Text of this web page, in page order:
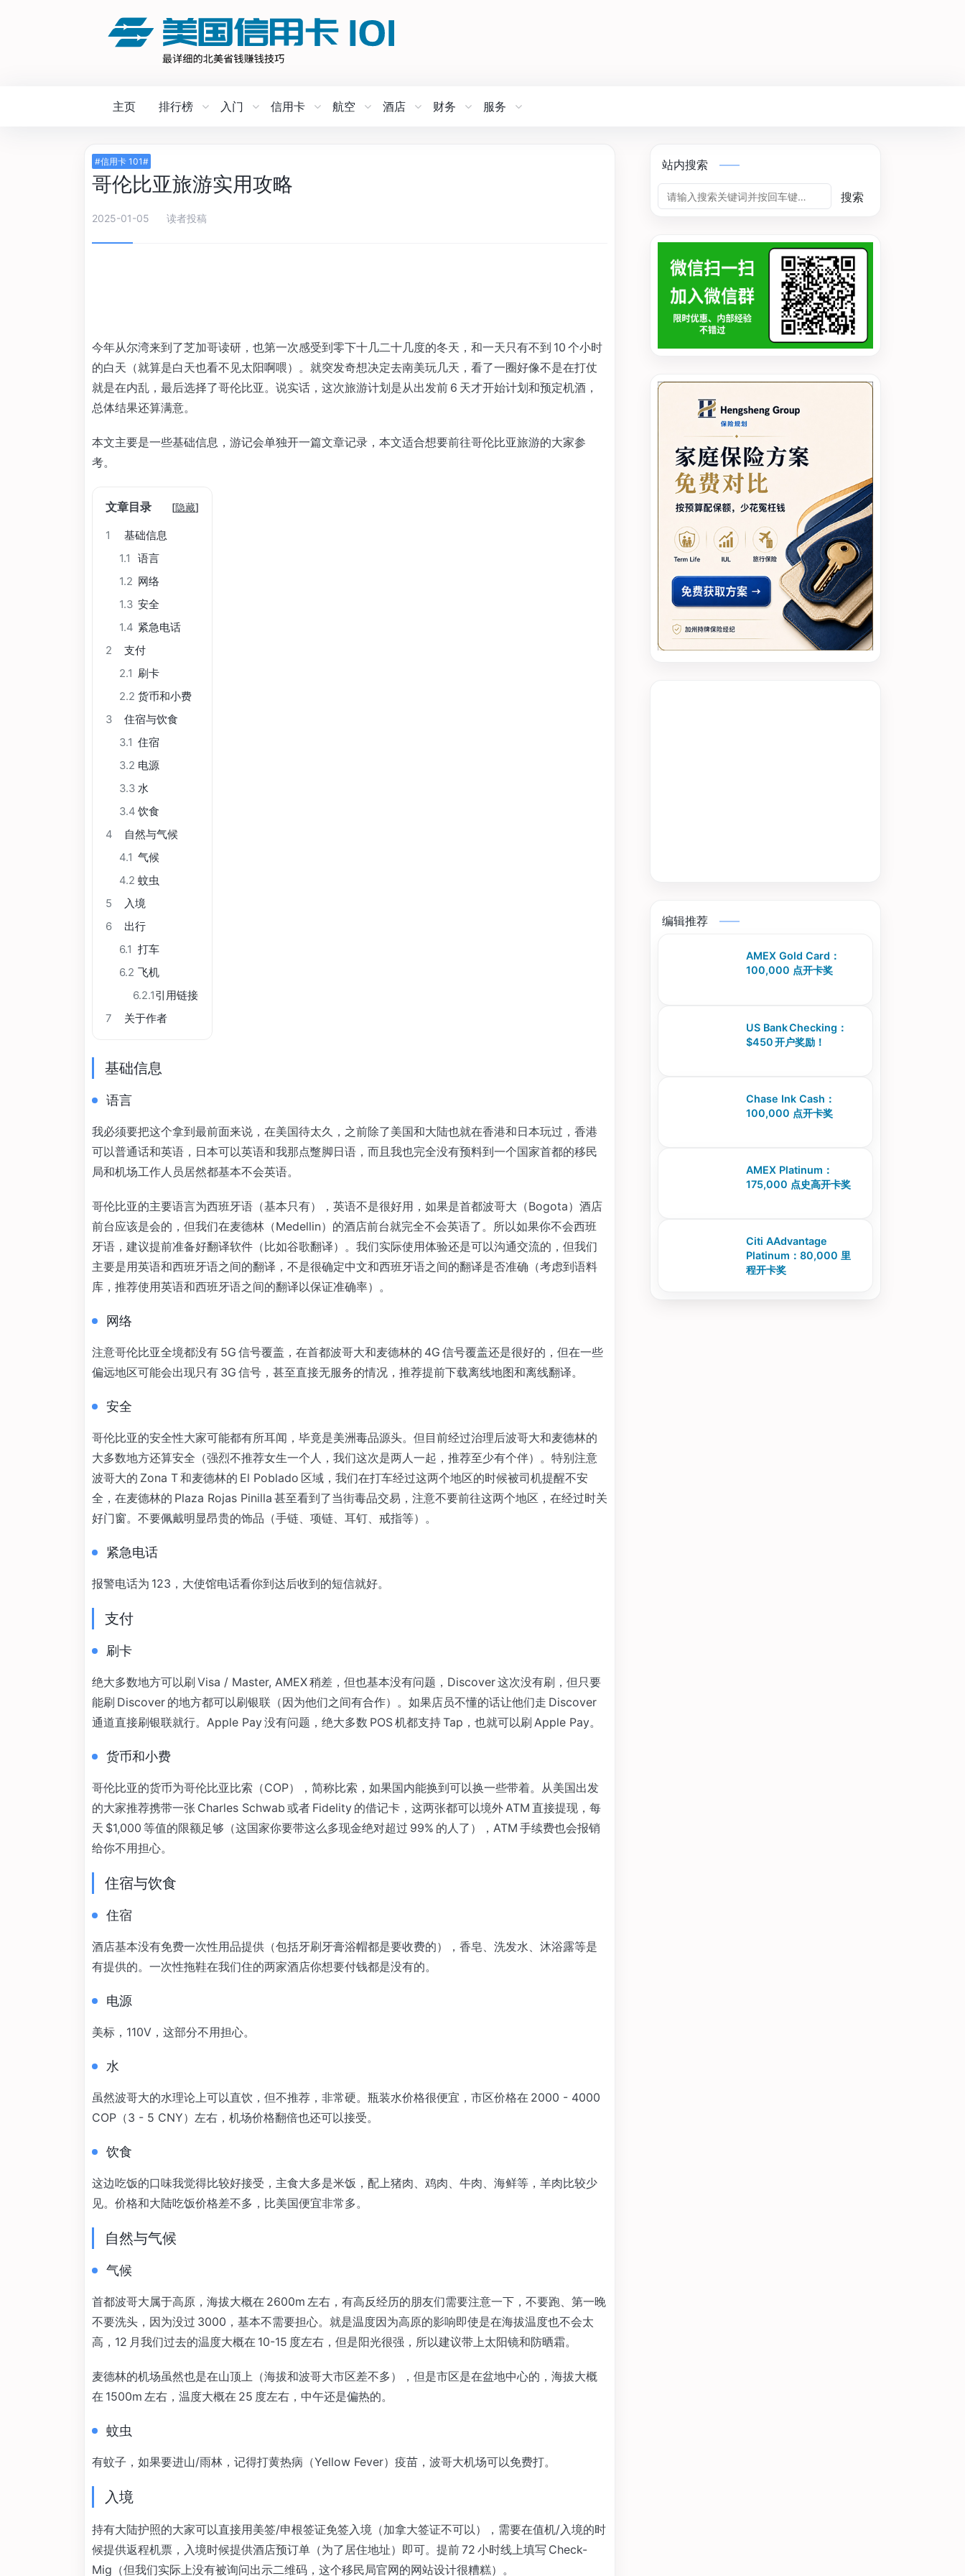
主页 排行榜 入门 信用卡 航空 酒店 财务 服务
#信用卡 101#
哥伦比亚旅游实用攻略
2025-01-05 读者投稿
今年从尔湾来到了芝加哥读研，也第一次感受到零下十几二十几度的冬天，和一天只有不到 10 个小时
的白天（就算是白天也看不见太阳啊喂）。就突发奇想决定去南美玩几天，看了一圈好像不是在打仗
就是在内乱，最后选择了哥伦比亚。说实话，这次旅游计划是从出发前 6 天才开始计划和预定机酒，
总体结果还算满意。
本文主要是一些基础信息，游记会单独开一篇文章记录，本文适合想要前往哥伦比亚旅游的大家参
考。
文章目录 [隐藏]
1
基础信息
1.1
语言
1.2 网络
1.3 安全
1.4 紧急电话
2
支付
2.1 刷卡
2.2 货币和小费
3
住宿与饮食
3.1 住宿
3.2 电源
3.3 水
3.4 饮食
4
自然与气候
4.1 气候
4.2 蚊虫
5
入境
6
出行
6.1 打车
6.2 飞机
6.2.1引用链接
7
关于作者
基础信息
语言
我必须要把这个拿到最前面来说，在美国待太久，之前除了美国和大陆也就在香港和日本玩过，香港
可以普通话和英语，日本可以英语和我那点蹩脚日语，而且我也完全没有预料到一个国家首都的移民
局和机场工作人员居然都基本不会英语。
哥伦比亚的主要语言为西班牙语（基本只有），英语不是很好用，如果是首都波哥大（Bogota）酒店
前台应该是会的，但我们在麦德林（Medellin）的酒店前台就完全不会英语了。所以如果你不会西班
牙语，建议提前准备好翻译软件（比如谷歌翻译）。我们实际使用体验还是可以沟通交流的，但我们
主要是用英语和西班牙语之间的翻译，不是很确定中文和西班牙语之间的翻译是否准确（考虑到语料
库，推荐使用英语和西班牙语之间的翻译以保证准确率）。
网络
注意哥伦比亚全境都没有 5G 信号覆盖，在首都波哥大和麦德林的 4G 信号覆盖还是很好的，但在一些
偏远地区可能会出现只有 3G 信号，甚至直接无服务的情况，推荐提前下载离线地图和离线翻译。
安全
哥伦比亚的安全性大家可能都有所耳闻，毕竟是美洲毒品源头。但目前经过治理后波哥大和麦德林的
大多数地方还算安全（强烈不推荐女生一个人，我们这次是两人一起，推荐至少有个伴）。特别注意
波哥大的 Zona T 和麦德林的 El Poblado 区域，我们在打车经过这两个地区的时候被司机提醒不安
全，在麦德林的 Plaza Rojas Pinilla 甚至看到了当街毒品交易，注意不要前往这两个地区，在经过时关
好门窗。不要佩戴明显昂贵的饰品（手链、项链、耳钉、戒指等）。
紧急电话
报警电话为 123，大使馆电话看你到达后收到的短信就好。
支付
刷卡
绝大多数地方可以刷 Visa / Master, AMEX 稍差，但也基本没有问题，Discover 这次没有刷，但只要
能刷 Discover 的地方都可以刷银联（因为他们之间有合作）。如果店员不懂的话让他们走 Discover
通道直接刷银联就行。Apple Pay 没有问题，绝大多数 POS 机都支持 Tap，也就可以刷 Apple Pay。
货币和小费
哥伦比亚的货币为哥伦比亚比索（COP），简称比索，如果国内能换到可以换一些带着。从美国出发
的大家推荐携带一张 Charles Schwab 或者 Fidelity 的借记卡，这两张都可以境外 ATM 直接提现，每
天 $1,000 等值的限额足够（这国家你要带这么多现金绝对超过 99% 的人了），ATM 手续费也会报销
给你不用担心。
住宿与饮食
住宿
酒店基本没有免费一次性用品提供（包括牙刷牙膏浴帽都是要收费的），香皂、洗发水、沐浴露等是
有提供的。一次性拖鞋在我们住的两家酒店你想要付钱都是没有的。
电源
美标，110V，这部分不用担心。
水
虽然波哥大的水理论上可以直饮，但不推荐，非常硬。瓶装水价格很便宜，市区价格在 2000 - 4000
COP（3 - 5 CNY）左右，机场价格翻倍也还可以接受。
饮食
这边吃饭的口味我觉得比较好接受，主食大多是米饭，配上猪肉、鸡肉、牛肉、海鲜等，羊肉比较少
见。价格和大陆吃饭价格差不多，比美国便宜非常多。
自然与气候
气候
首都波哥大属于高原，海拔大概在 2600m 左右，有高反经历的朋友们需要注意一下，不要跑、第一晚
不要洗头，因为没过 3000，基本不需要担心。就是温度因为高原的影响即使是在海拔温度也不会太
高，12 月我们过去的温度大概在 10-15 度左右，但是阳光很强，所以建议带上太阳镜和防晒霜。
麦德林的机场虽然也是在山顶上（海拔和波哥大市区差不多），但是市区是在盆地中心的，海拔大概
在 1500m 左右，温度大概在 25 度左右，中午还是偏热的。
蚊虫
有蚊子，如果要进山/雨林，记得打黄热病（Yellow Fever）疫苗，波哥大机场可以免费打。
入境
持有大陆护照的大家可以直接用美签/申根签证免签入境（加拿大签证不可以），需要在值机/入境的时
候提供返程机票，入境时候提供酒店预订单（为了居住地址）即可。提前 72 小时线上填写 Check-
Mig（但我们实际上没有被询问出示二维码，这个移民局官网的网站设计很糟糕）。
站内搜索
搜索
编辑推荐
AMEX Gold Card：
100,000 点开卡奖
US Bank Checking：
$450 开户奖励！
Chase Ink Cash：
100,000 点开卡奖
AMEX Platinum：
175,000 点史高开卡奖
Citi AAdvantage
Platinum：80,000 里
程开卡奖